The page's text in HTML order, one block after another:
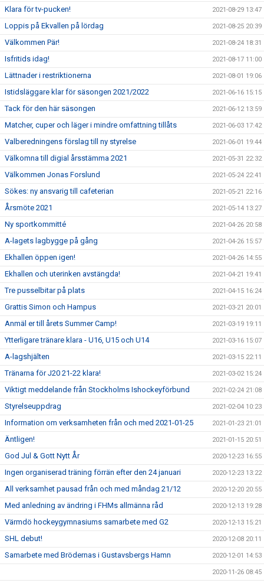
Klara för tv-pucken! 2021-08-29 13:47
Loppis på Ekvallen på lördag 2021-08-25 20:39
Välkommen Pär! 2021-08-24 18:31
Isfritids idag! 2021-08-17 11:00
Lättnader i restriktionerna 2021-08-01 19:06
Istidsläggare klar för säsongen 2021/2022 2021-06-16 15:15
Tack för den här säsongen 2021-06-12 13:59
Matcher, cuper och läger i mindre omfattning tillåts 2021-06-03 17:42
Valberedningens förslag till ny styrelse 2021-06-01 19:44
Välkomna till digial årsstämma 2021 2021-05-31 22:32
Välkommen Jonas Forslund 2021-05-24 22:41
Sökes: ny ansvarig till cafeterian 2021-05-21 22:16
Årsmöte 2021 2021-05-14 13:27
Ny sportkommitté 2021-04-26 20:58
A-lagets lagbygge på gång 2021-04-26 15:57
Ekhallen öppen igen! 2021-04-26 14:55
Ekhallen och uterinken avstängda! 2021-04-21 19:41
Tre pusselbitar på plats 2021-04-15 16:24
Grattis Simon och Hampus 2021-03-21 20:01
Anmäl er till årets Summer Camp! 2021-03-19 19:11
Ytterligare tränare klara - U16, U15 och U14 2021-03-16 15:07
A-lagshjälten 2021-03-15 22:11
Tränarna för J20 21-22 klara! 2021-03-02 15:24
Viktigt meddelande från Stockholms Ishockeyförbund 2021-02-24 21:08
Styrelseuppdrag 2021-02-04 10:23
Information om verksamheten från och med 2021-01-25 2021-01-23 21:01
Äntligen! 2021-01-15 20:51
God Jul & Gott Nytt År 2020-12-23 16:55
Ingen organiserad träning förrän efter den 24 januari 2020-12-23 13:22
All verksamhet pausad från och med måndag 21/12 2020-12-20 20:55
Med anledning av ändring i FHMs allmänna råd 2020-12-13 19:28
Värmdö hockeygymnasiums samarbete med G2 2020-12-13 15:21
SHL debut! 2020-12-08 20:11
Samarbete med Brödernas i Gustavsbergs Hamn 2020-12-01 14:53
2020-11-26 08:45